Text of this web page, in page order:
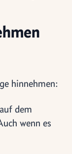
hinnehmen:
dem
wenn es